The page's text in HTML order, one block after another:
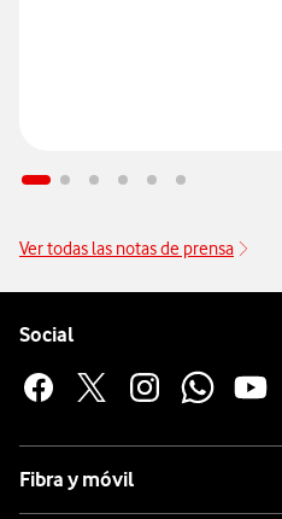
Ver todas las notas de prensa
Social
Fibra y móvil